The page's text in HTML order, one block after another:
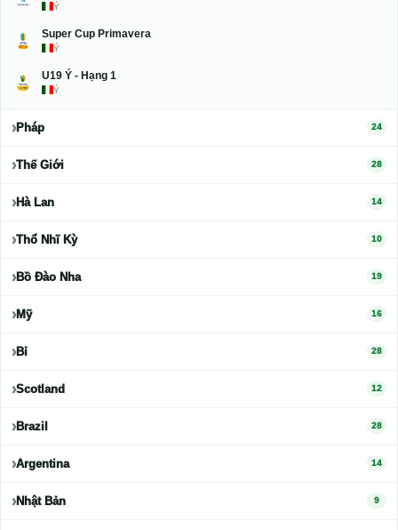
Ý
Super Cup Primavera
Ý
U19 Ý - Hạng 1
Ý
Pháp 24
Thế Giới 28
Hà Lan 14
Thổ Nhĩ Kỳ 10
Bồ Đào Nha 19
Mỹ 16
Bỉ 28
Scotland 12
Brazil 28
Argentina 14
Nhật Bản 9